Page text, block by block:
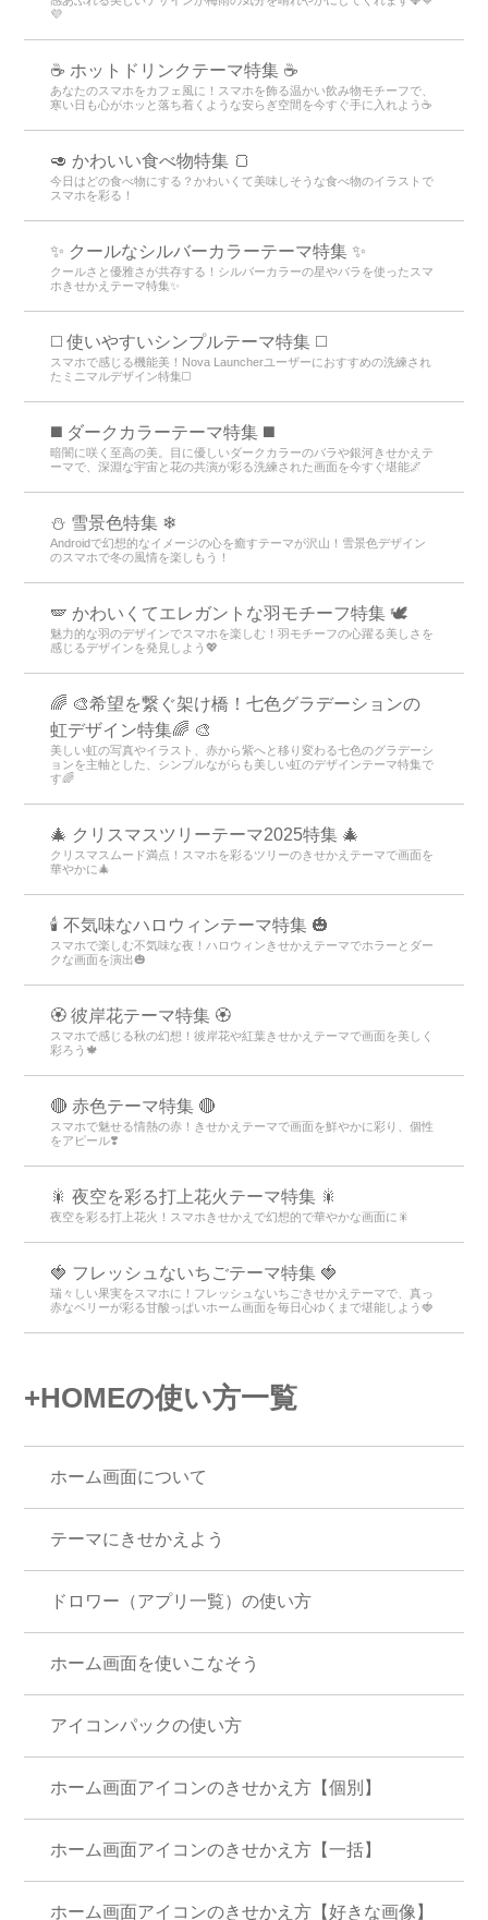
💜
☕️ ホットドリンクテーマ特集 ☕️
あなたのスマホをカフェ風に！スマホを飾る温かい飲み物モチーフで、
寒い日も心がホッと落ち着くような安らぎ空間を今すぐ手に入れよう☕️
🥑 かわいい食べ物特集 🍞
今日はどの食べ物にする？かわいくて美味しそうな食べ物のイラストで
スマホを彩る！
✨ クールなシルバーカラーテーマ特集 ✨
クールさと優雅さが共存する！シルバーカラーの星やバラを使ったスマ
ホきせかえテーマ特集✨
◻️ 使いやすいシンプルテーマ特集 ◻️
スマホで感じる機能美！Nova Launcherユーザーにおすすめの洗練され
たミニマルデザイン特集◻️
️◼️ ダークカラーテーマ特集️ ◼️
暗闇に咲く至高の美。目に優しいダークカラーのバラや銀河きせかえテ
ーマで、深淵な宇宙と花の共演が彩る洗練された画面を今すぐ堪能🌌
⛄ 雪景色特集 ❄
Androidで幻想的なイメージの心を癒すテーマが沢山！雪景色デザイン
のスマホで冬の風情を楽しもう！
🪽 かわいくてエレガントな羽モチーフ特集 🕊️
魅力的な羽のデザインでスマホを楽しむ！羽モチーフの心躍る美しさを
感じるデザインを発見しよう💖
🌈 🎨希望を繋ぐ架け橋！七色グラデーションの
虹デザイン特集🌈 🎨
美しい虹の写真やイラスト、赤から紫へと移り変わる七色のグラデーシ
ョンを主軸とした、シンプルながらも美しい虹のデザインテーマ特集で
す🌈
🎄 クリスマスツリーテーマ2025特集 🎄
クリスマスムード満点！スマホを彩るツリーのきせかえテーマで画面を
華やかに🎄
🕯️ 不気味なハロウィンテーマ特集 🎃
スマホで楽しむ不気味な夜！ハロウィンきせかえテーマでホラーとダー
クな画面を演出🎃
🏵 彼岸花テーマ特集 🏵
スマホで感じる秋の幻想！彼岸花や紅葉きせかえテーマで画面を美しく
彩ろう🍁
🔴 赤色テーマ特集 🔴
スマホで魅せる情熱の赤！きせかえテーマで画面を鮮やかに彩り、個性
をアピール❣️
🎇 夜空を彩る打上花火テーマ特集 🎇
夜空を彩る打上花火！スマホきせかえで幻想的で華やかな画面に🎇
🍓 フレッシュないちごテーマ特集 🍓
瑞々しい果実をスマホに！フレッシュないちごきせかえテーマで、真っ
赤なベリーが彩る甘酸っぱいホーム画面を毎日心ゆくまで堪能しよう🍓
+HOMEの使い方一覧
ホーム画面について
テーマにきせかえよう
ドロワー（アプリ一覧）の使い方
ホーム画面を使いこなそう
アイコンパックの使い方
ホーム画面アイコンのきせかえ方【個別】
ホーム画面アイコンのきせかえ方【一括】
ホーム画面アイコンのきせかえ方【好きな画像】